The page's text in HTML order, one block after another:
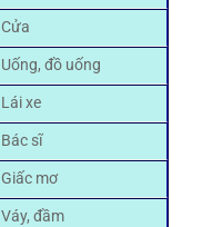
Cửa
Uống, đồ uống
Lái xe
Bác sĩ
Giấc mơ
Váy, đầm